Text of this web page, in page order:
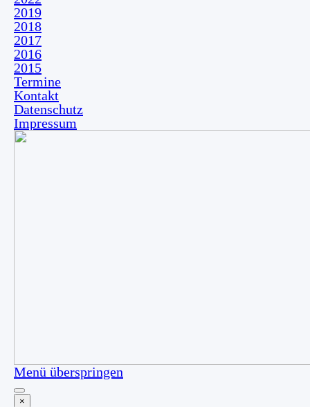
2019
2018
2017
2016
2015
Termine
Kontakt
Datenschutz
Impressum
Menü überspringen
×